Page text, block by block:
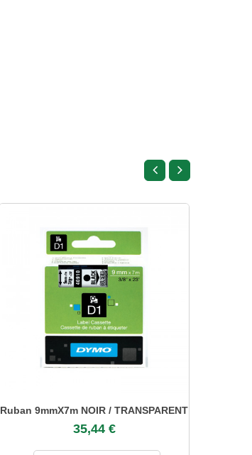
Ruban 9mmX7m NOIR / TRANSPARENT
35,44 €